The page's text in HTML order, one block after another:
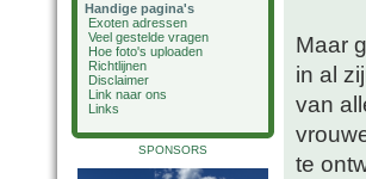
Handige pagina's
Exoten adressen
Veel gestelde vragen
Hoe foto's uploaden
Richtlijnen
Disclaimer
Link naar ons
Links
SPONSORS
Maar
in al
van
te